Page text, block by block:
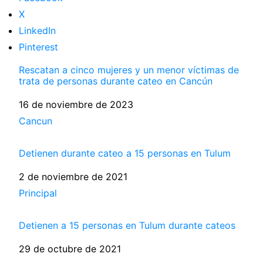
X
LinkedIn
Pinterest
Rescatan a cinco mujeres y un menor víctimas de
trata de personas durante cateo en Cancún
Fecha
16 de noviembre de 2023
Respecto a
Cancun
Detienen durante cateo a 15 personas en Tulum
Fecha
2 de noviembre de 2021
Respecto a
Principal
Detienen a 15 personas en Tulum durante cateos
Fecha
29 de octubre de 2021